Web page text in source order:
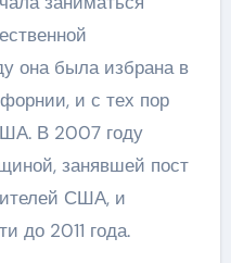
она была избрана в
и с тех пор
В 2007 году
занявшей пост
США, и
до 2011 года.